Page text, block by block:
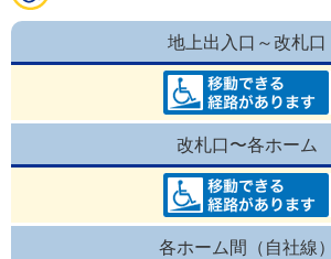
地上出入口～改札口
改札口〜各ホーム
各ホーム間（自社線）